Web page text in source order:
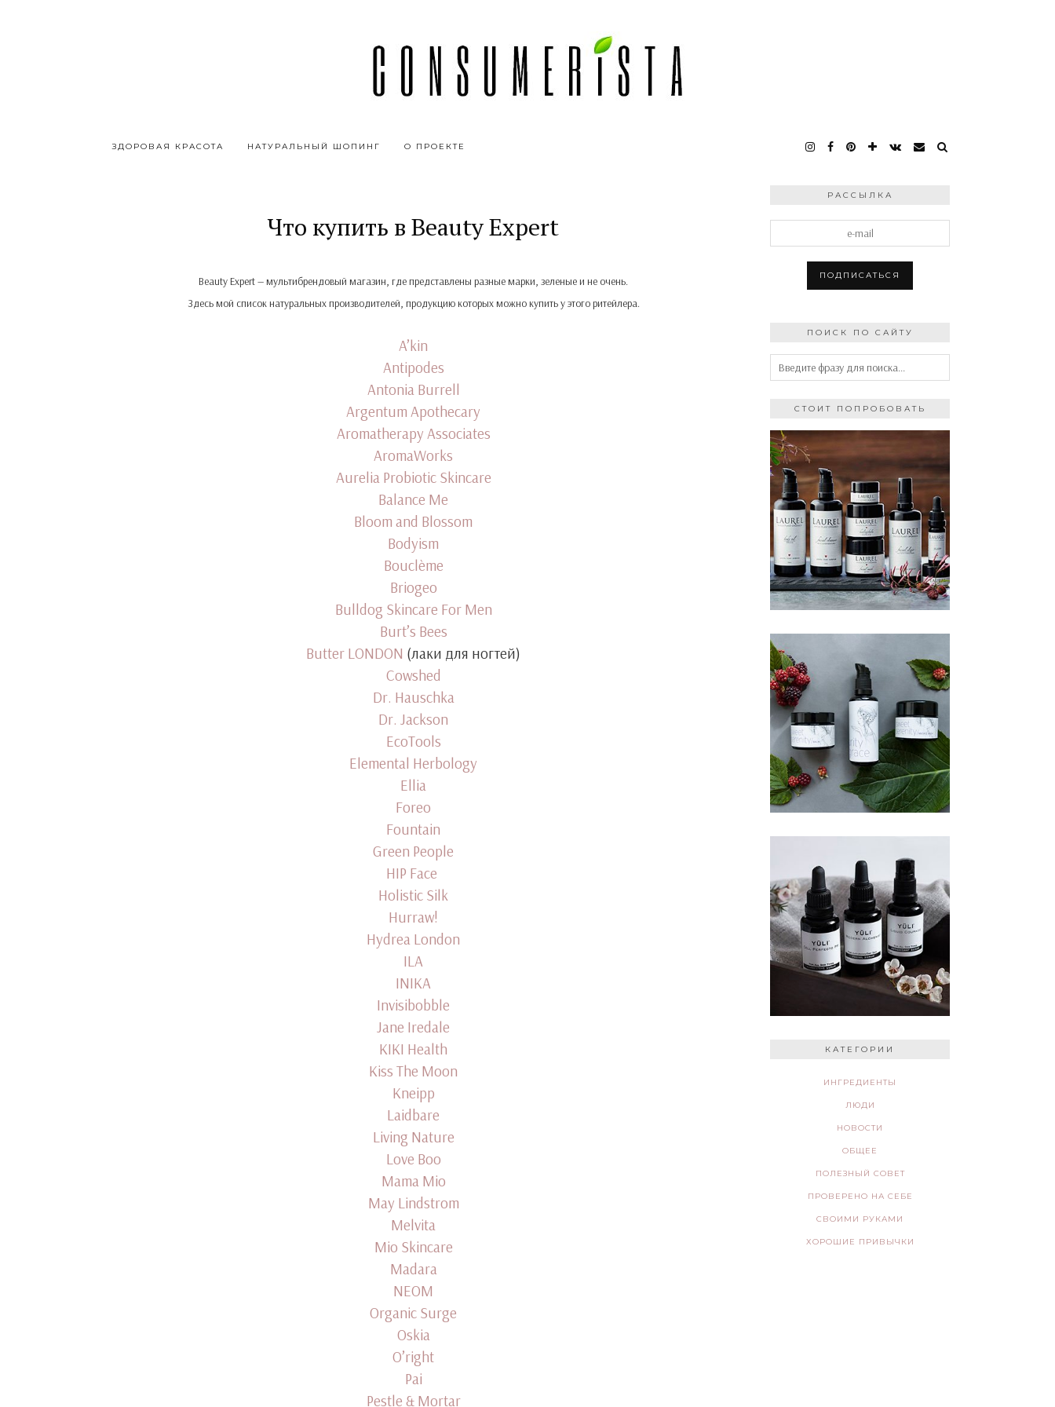
ЗДОРОВАЯ КРАСОТА НАТУРАЛЬНЫЙ ШОПИНГ О ПРОЕКТЕ
Что купить в Beauty Expert
Beauty Expert — мультибрендовый магазин, где представлены разные марки, зеленые и не очень.
Здесь мой список натуральных производителей, продукцию которых можно купить у этого ритейлера.
A’kin
Antipodes
Antonia Burrell
Argentum Apothecary
Aromatherapy Associates
AromaWorks
Aurelia Probiotic Skincare
Balance Me
Bloom and Blossom
Bodyism
Bouclème
Briogeo
Bulldog Skincare For Men
Burt’s Bees
Butter LONDON (лаки для ногтей)
Cowshed
Dr. Hauschka
Dr. Jackson
EcoTools
Elemental Herbology
Ellia
Foreo
Fountain
Green People
HIP Face
Holistic Silk
Hurraw!
Hydrea London
ILA
INIKA
Invisibobble
Jane Iredale
KIKI Health
Kiss The Moon
Kneipp
Laidbare
Living Nature
Love Boo
Mama Mio
May Lindstrom
Melvita
Mio Skincare
Madara
NEOM
Organic Surge
Oskia
O’right
Pai
Pestle & Mortar
РАССЫЛКА
ПОИСК ПО САЙТУ
СТОИТ ПОПРОБОВАТЬ
КАТЕГОРИИ
ИНГРЕДИЕНТЫ
ЛЮДИ
НОВОСТИ
ОБЩЕЕ
ПОЛЕЗНЫЙ СОВЕТ
ПРОВЕРЕНО НА СЕБЕ
СВОИМИ РУКАМИ
ХОРОШИЕ ПРИВЫЧКИ